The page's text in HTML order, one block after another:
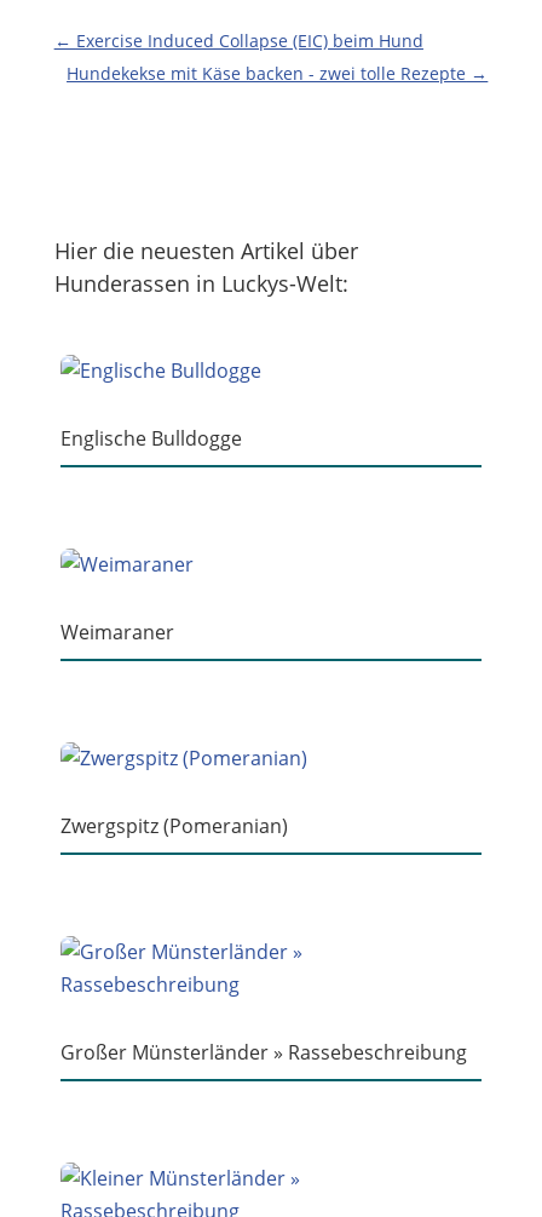
← Exercise Induced Collapse (EIC) beim Hund
Hundekekse mit Käse backen - zwei tolle Rezepte →
Hier die neuesten Artikel über
Hunderassen in Luckys-Welt:
Englische Bulldogge
Weimaraner
Zwergspitz (Pomeranian)
Großer Münsterländer » Rassebeschreibung